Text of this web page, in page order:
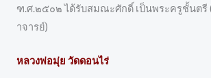
ฑ.ศ.๒๕๐๒ ได้รับสมณะศักดิ์ เป็นพระครูชั้นต
าจารย์)
หลวงพ่อมุ่ย วัดดอนไร่